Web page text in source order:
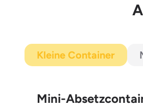
Kleine Container
Mini-